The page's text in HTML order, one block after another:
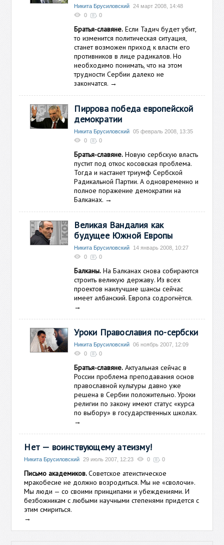
Никита Брусиловский
24 март 2008, 14:48
0
0
Братья-славяне. Если Тадич будет убит,
то изменится политическая ситуация,
станет возможен приход к власти его
противников в лице радикалов. Но
необходимо понимать, что на этом
трудности Сербии далеко не
закончатся. →
Пиррова победа европейской
демократии
Никита Брусиловский
05 февраль 2008, 13:35
0
0
Братья-славяне. Новую сербскую власть
пустит под откос косовская проблема.
Тогда и настанет триумф Сербской
Радикальной Партии. А одновременно и
полное поражение демократии на
Балканах. →
Великая Вандалия как
будущее Южной Европы
Никита Брусиловский
14 январь 2008, 10:27
0
0
Балканы. На Балканах снова собираются
строить великую державу. Из всех
проектов наилучшие шансы сейчас
имеет албанский. Европа содрогнётся.
→
Уроки Православия по-сербски
Никита Брусиловский
06 ноябрь 2007, 12:09
0
0
Братья-славяне. Актуальная сейчас в
России проблема преподавания основ
православной культуры давно уже
решена в Сербии положительно. Уроки
религии по закону имеют статус «курса
по выбору» в государственных школах.
→
Нет — воинствующему атеизму!
Никита Брусиловский 29 июль 2007, 12:23 0 0
Письмо академиков.Советское атеистическое
мракобесие не должно возродиться. Мы не «сволочи».
Мы люди — со своими принципами и убеждениями. И
безбожникам с любыми научными степенями придется с
этим смириться.
→